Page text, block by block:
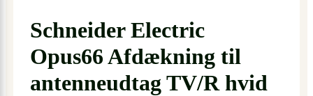
Schneider Electric
Opus66 Afdækning til
antenneudtag TV/R hvid